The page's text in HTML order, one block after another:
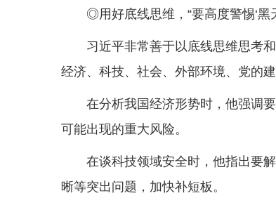
◎用好底线思维，“要高度警惕‘黑
习近平非常善于以底线思维思考
经济、科技、社会、外部环境、党的
在分析我国经济形势时，他强调
可能出现的重大风险。
在谈科技领域安全时，他指出要
晰等突出问题，加快补短板。